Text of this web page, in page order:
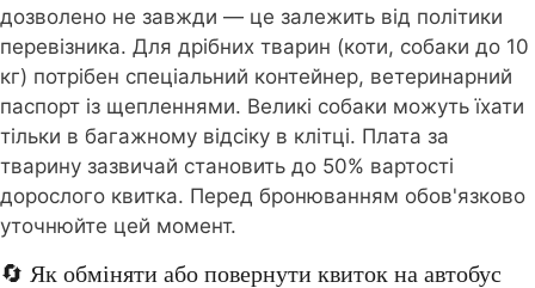
дозволено не завжди — це залежить від політики
перевізника. Для дрібних тварин (коти, собаки до 10
кг) потрібен спеціальний контейнер, ветеринарний
паспорт із щепленнями. Великі собаки можуть їхати
тільки в багажному відсіку в клітці. Плата за
тварину зазвичай становить до 50% вартості
дорослого квитка. Перед бронюванням обов'язково
уточнюйте цей момент.
🔄 Як обміняти або повернути квиток на автобус